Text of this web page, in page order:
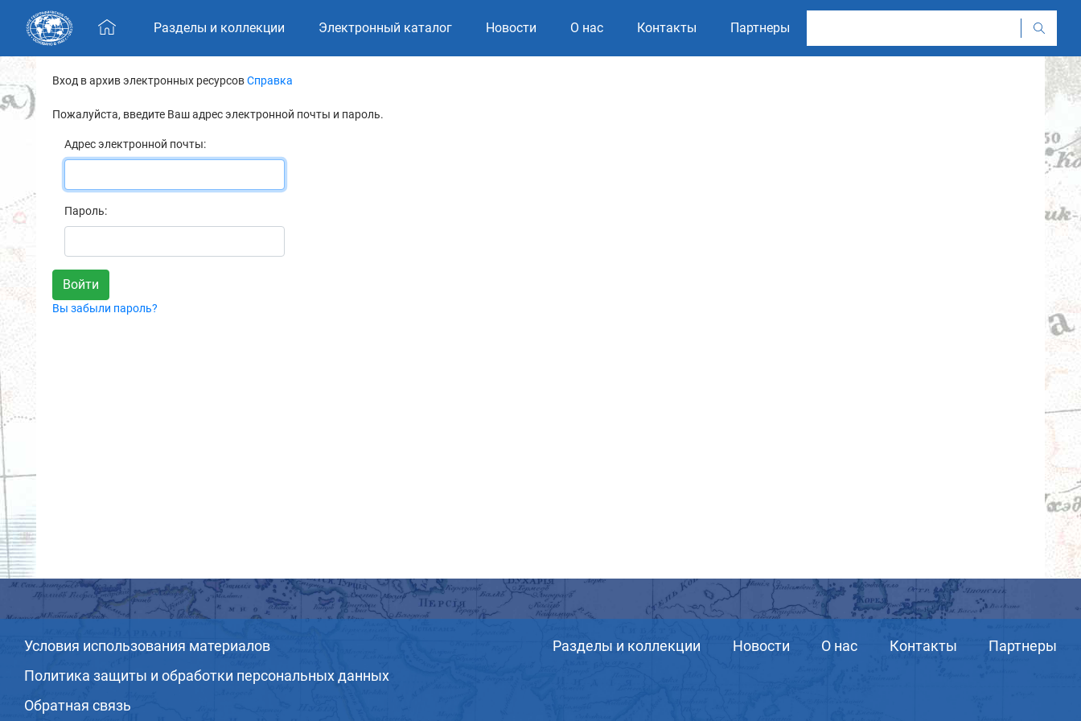
Skip navigation
Разделы и коллекции Электронный каталог Новости О нас Контакты Партнеры
Вход в архив электронных ресурсовСправка
Пожалуйста, введите Ваш адрес электронной почты и пароль.
Адрес электронной почты:
Пароль:
Вы забыли пароль?
Условия использования материалов
Политика защиты и обработки персональных данных
Обратная связь
Разделы и коллекции Новости О нас Контакты Партнеры